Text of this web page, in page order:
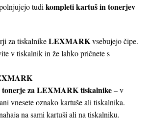
tudi kompleti kartuš in tonerjev
za tiskalnikeLEXMARKvsebujejo čipe.
v tiskalnik in že lahko pričnete s
tonerje za LEXMARK tiskalnike– v
vnesete oznako kartuše ali tiskalnika.
na sami kartuši ali na tiskalniku.